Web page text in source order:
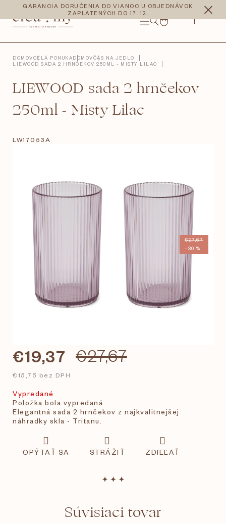
obsah
GARANCIA DORUČENIA DO VIANOC U OBJEDNÁVOK
ZAPLATENÝCH DO 17. 12.
NÁKUPNÝ
CZK EUR
DOMOVCELÁ PONUKADOMOVČAS NA JEDLO
LIEWOOD SADA 2 HRNČEKOV 250ML - MISTY LILAC
LIEWOOD sada 2 hrnčekov
250ml - Misty Lilac
LW17053A
€27,67
–30 %
€27,67
€19,37
€15,75 bez DPH
Vypredané
Položka bola vypredaná…
Elegantná sada 2 hrnčekov z najkvalitnejšej
náhradky skla - Tritanu.
OPÝTAŤ SA STRÁŽIŤ ZDIEĽAŤ
Súvisiaci tovar